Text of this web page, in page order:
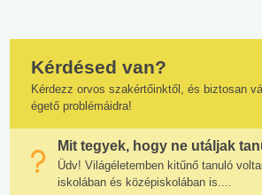
Kérdésed van?
Kérdezz orvos szakértőinktől, és biztosan
égető problémáidra!
Mit tegyek, hogy ne utáljak
Üdv! Világéletemben kitűnő tanuló
iskolában és középiskolában is....